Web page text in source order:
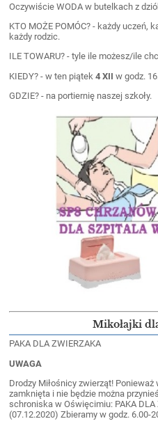
Oczywiście WODA w butelkach z
KTO MOŻE POMÓC? - każdy uczeń,
każdy rodzic.
ILE TOWARU? - tyle ile możesz/ile
KIEDY? - w ten piątek4 XIIw godz.
GDZIE? - na portiernię naszej szkoły.
Mikołajki
PAKA DLA ZWIERZAKA
UWAGA
Drodzy Miłośnicy zwierząt!
zamknięta i nie będzie można
schroniska w Oświęcimiu: PAKA DLA
(07.12.2020) Zbieramy w godz. 6.00-